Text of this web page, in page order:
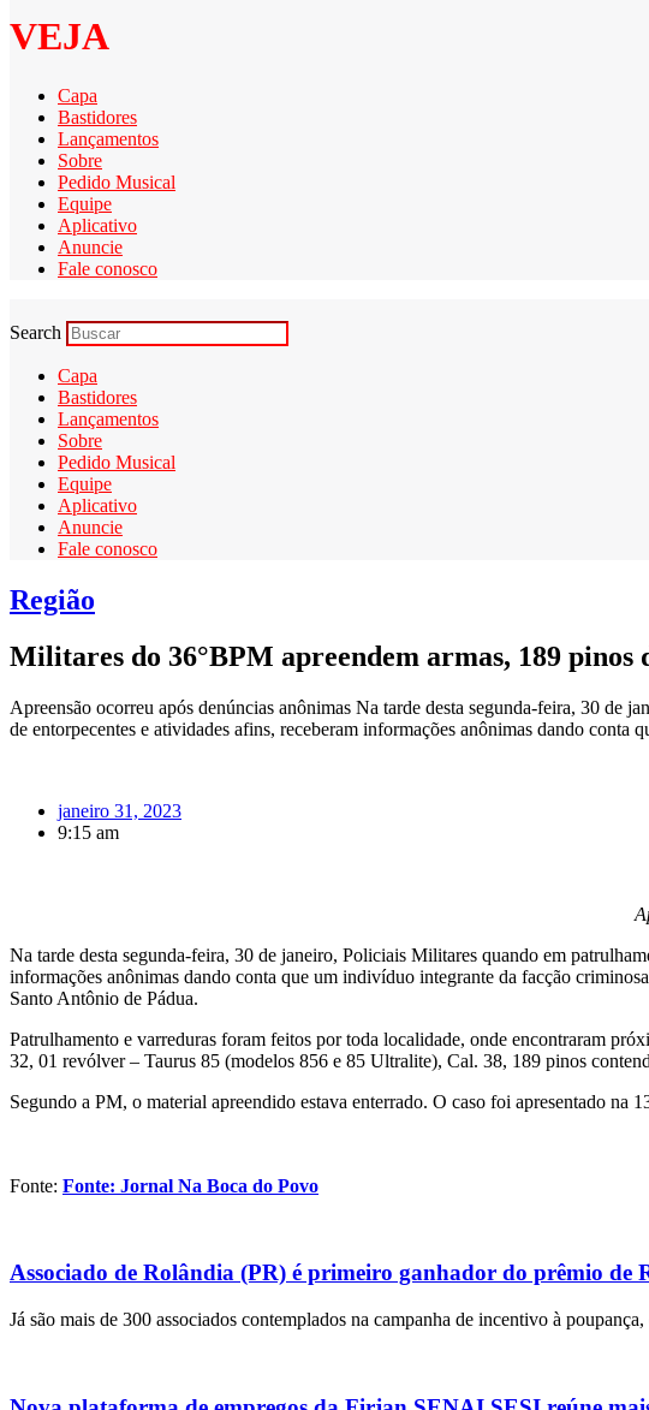
VEJA
Capa
Bastidores
Lançamentos
Sobre
Pedido Musical
Equipe
Aplicativo
Anuncie
Fale conosco
Search
Capa
Bastidores
Lançamentos
Sobre
Pedido Musical
Equipe
Aplicativo
Anuncie
Fale conosco
Região
Militares do 36°BPM apreendem armas, 189 pinos
Apreensão ocorreu após denúncias anônimas Na tarde desta segunda-feira, 30
de entorpecentes e atividades afins, receberam informações anônimas dando
janeiro 31, 2023
9:15 am
Na tarde desta segunda-feira, 30 de janeiro, Policiais Militares quando em
informações anônimas dando conta que um indivíduo integrante da facção
Santo Antônio de Pádua.
Patrulhamento e varreduras foram feitos por toda localidade, onde encontraram
32, 01 revólver – Taurus 85 (modelos 856 e 85 Ultralite), Cal. 38, 189 pinos
Segundo a PM, o material apreendido estava enterrado. O caso foi apresentado na
Fonte: Fonte: Jornal Na Boca do Povo
Associado de Rolândia (PR) é primeiro ganhador do prêmio de
Já são mais de 300 associados contemplados na campanha de incentivo à